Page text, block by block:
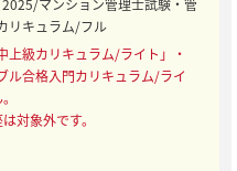
マンション管理士試験・管
リキュラム/フル
級カリキュラム/ライト」・
ル合格入門カリキュラム/ライ
対象外です。